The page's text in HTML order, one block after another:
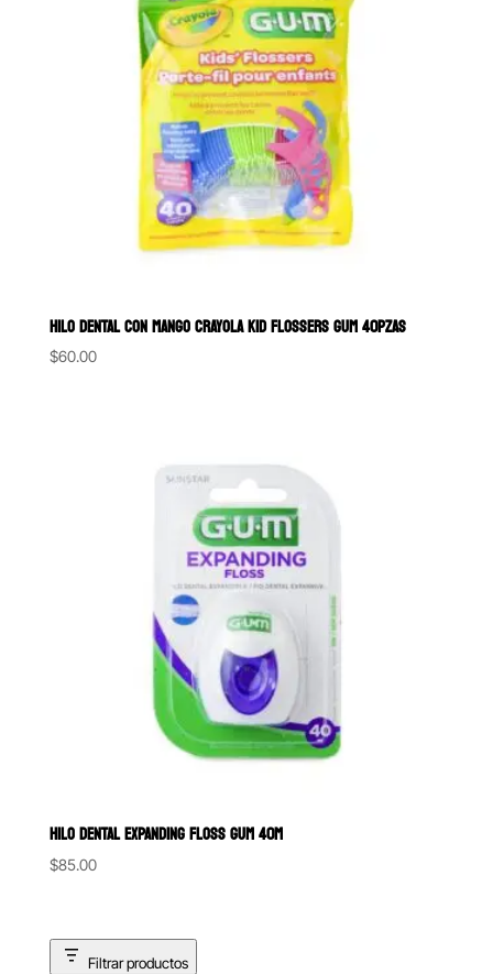
HILO DENTAL CON MANGO CRAYOLA KID FLOSSERS GUM 40PZAS
$60.00
HILO DENTAL EXPANDING FLOSS GUM 40M
$85.00
Filtrar productos